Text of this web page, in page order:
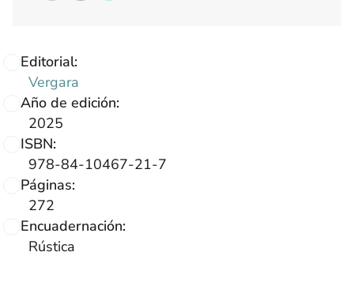
Editorial:
Vergara
Año de edición:
2025
ISBN:
978-84-10467-21-7
Páginas:
272
Encuadernación:
Rústica